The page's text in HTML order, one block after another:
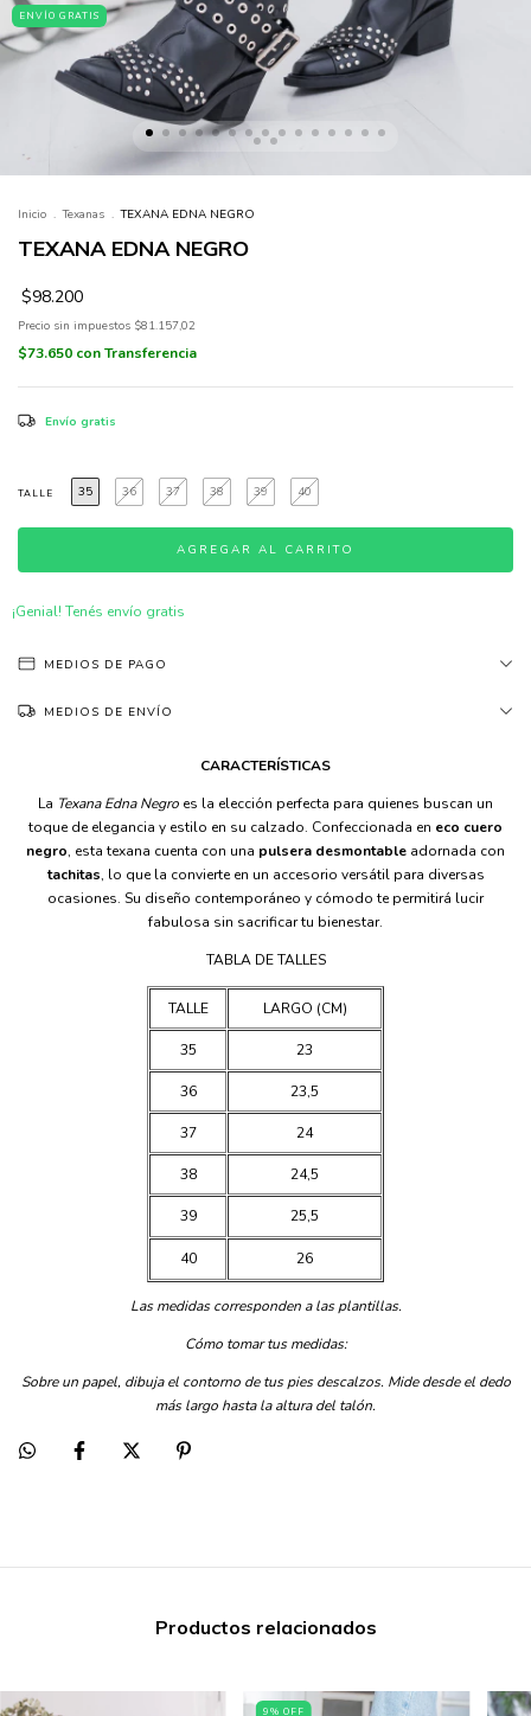
ENVÍO GRATIS
Inicio . Texanas . TEXANA EDNA NEGRO
TEXANA EDNA NEGRO
$98.200
Precio sin impuestos $81.157,02
$73.650 conTransferencia
Envío gratis
TALLE 35 36 37 38 39 40
¡Genial! Tenés envío gratis
MEDIOS DE PAGO
MEDIOS DE ENVÍO
CARACTERÍSTICAS
La Texana Edna Negro es la elección perfecta para quienes buscan un
toque de elegancia y estilo en su calzado. Confeccionada en eco cuero
negro, esta texana cuenta con una pulsera desmontable adornada con
tachitas, lo que la convierte en un accesorio versátil para diversas
ocasiones. Su diseño contemporáneo y cómodo te permitirá lucir
fabulosa sin sacrificar tu bienestar.
TABLA DE TALLES
TALLE LARGO (CM)
35 23
36 23,5
37 24
38 24,5
39 25,5
40 26
Las medidas corresponden a las plantillas.
Cómo tomar tus medidas:
Sobre un papel, dibuja el contorno de tus pies descalzos. Mide desde el dedo
más largo hasta la altura del talón.
Productos relacionados
9% OFF